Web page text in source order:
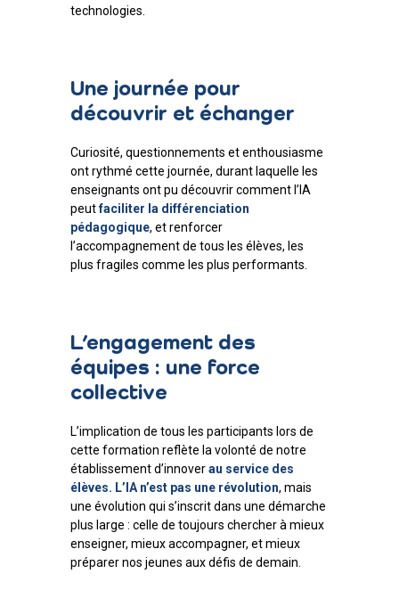
technologies.
Une journée pour
découvrir et échanger
Curiosité, questionnements et enthousiasme
ont rythmé cette journée, durant laquelle les
enseignants ont pu découvrir comment l’IA
peutfaciliter la différenciation
pédagogique, et renforcer
l’accompagnement de tous les élèves, les
plus fragiles comme les plus performants.
L’engagement des
équipes : une force
collective
L’implication de tous les participants lors de
cette formation reflète la volonté de notre
établissement d’innoverau service des
élèves. L’IA n’est pas une révolution, mais
une évolution qui s’inscrit dans une démarche
plus large : celle de toujours chercher à mieux
enseigner, mieux accompagner, et mieux
préparer nos jeunes aux défis de demain.